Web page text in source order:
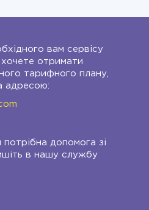
вам сервісу
хочете отримати
тарифного плану,
адресою:
допомога зі
в нашу службу